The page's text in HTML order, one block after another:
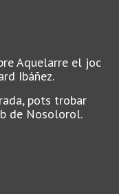
Aquelarre el joc
Ibáñez.
pots trobar
de Nosolorol.